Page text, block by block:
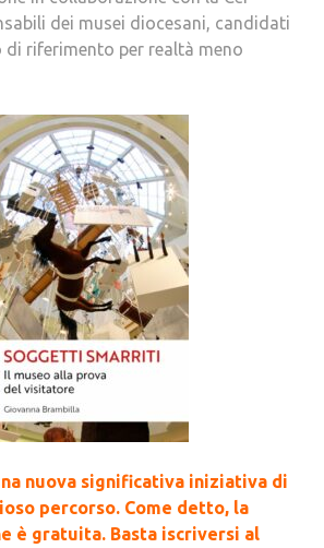
dei musei diocesani, candidati
di riferimento per realtà meno
nuova significativa iniziativa di
percorso. Come detto, la
è gratuita. Basta iscriversi al